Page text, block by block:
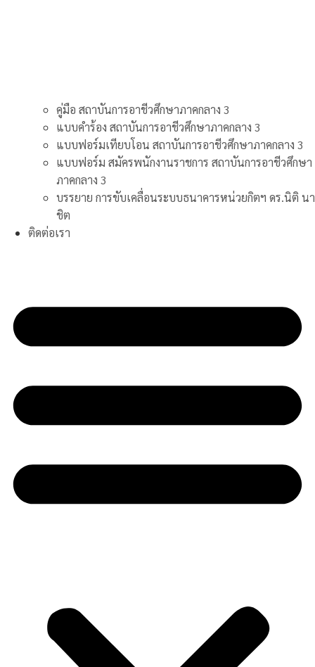
คู่มือ สถาบันการอาชีวศึกษาภาคกลาง 3
แบบคำร้อง สถาบันการอาชีวศึกษาภาคกลาง 3
แบบฟอร์มเทียบโอน สถาบันการอาชีวศึกษาภาคกลาง 3
แบบฟอร์ม สมัครพนักงานราชการ สถาบันการอาชีวศึกษา
ภาคกลาง 3
บรรยาย การขับเคลื่อนระบบธนาคารหน่วยกิตฯ ดร.นิติ นา
ชิต
ติดต่อเรา